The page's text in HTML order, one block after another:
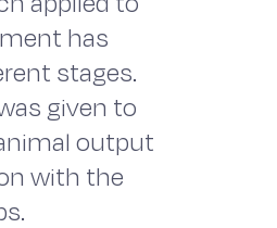
has
stages.
given to
output
with the